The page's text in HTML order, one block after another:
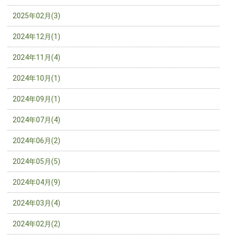
2025年02月(3)
2024年12月(1)
2024年11月(4)
2024年10月(1)
2024年09月(1)
2024年07月(4)
2024年06月(2)
2024年05月(5)
2024年04月(9)
2024年03月(4)
2024年02月(2)